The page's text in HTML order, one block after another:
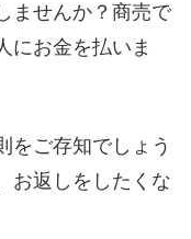
ませんか？商売で
にお金を払いま
をご存知でしょう
お返しをしたくな